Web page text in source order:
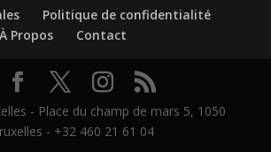
Politique de confidentialité
À Propos
Contact
- Place du champ de mars 5, 1050
- +32 460 21 61 04